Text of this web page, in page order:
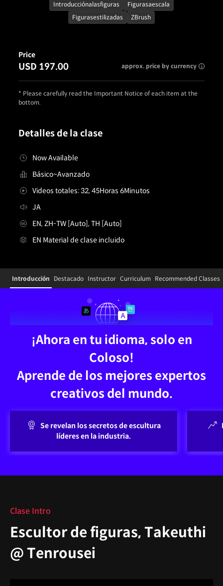
Introducciónalasfiguras
Figurasaescala
Figurasestilizadas
ZBrush
Detalles de la clase
Now Available
Básico~Avanzado
Videos totales: 32, 45Horas 6Minutos
JA
EN, ZH-TW [Auto], TH [Auto]
EN Material de clase incluido
Price
USD 197.00 approx. price by currency
* Please carefully read the Important Notice of each item at the
bottom.
Details
Configuration Information Shortcuts
Introducción Destacado Instructor Curriculum Recommended Classes
¡Ahora en tu idioma, solo en
Coloso!
Aprende de los mejores expertos
creativos del mundo.
Se revelan los secretos de escultura
líderes en la industria.
Clase Intro
Escultor de figuras, Takeuthi
@ Tenrousei